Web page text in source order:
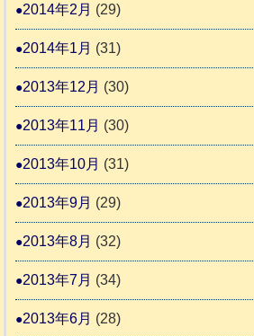
2014年2月 (29)
2014年1月 (31)
2013年12月 (30)
2013年11月 (30)
2013年10月 (31)
2013年9月 (29)
2013年8月 (32)
2013年7月 (34)
2013年6月 (28)